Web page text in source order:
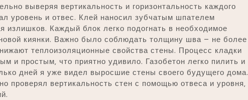
выверяя вертикальность и горизонтальность каждого
уровень и отвес. Клей наносил зубчатым шпателем
излишков. Каждый блок легко подогнать в необходимое
киянки. Важно было соблюдать толщину шва – не более
теплоизоляционные свойства стены. Процесс кладки
и простым‚ что приятно удивило. Газобетон легко пилить и
дней я уже видел выросшие стены своего будущего дома.
проверял вертикальность стен с помощью отвеса и уровня‚